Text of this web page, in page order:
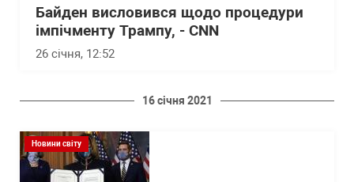
Байден висловився щодо процедури
імпічменту Трампу, - CNN
26 січня, 12:52
16 січня 2021
Новини світу